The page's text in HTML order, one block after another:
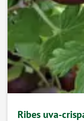
Ribes uva-